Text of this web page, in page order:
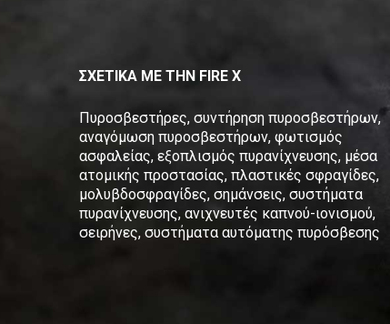
ΣΧΕΤΙΚΑ ΜΕ ΤΗΝ FIRE X
Πυροσβεστήρες, συντήρηση πυροσβεστήρων,
αναγόμωση πυροσβεστήρων, φωτισμός
ασφαλείας, εξοπλισμός πυρανίχνευσης, μέσα
ατομικής προστασίας, πλαστικές σφραγίδες,
μολυβδοσφραγίδες, σημάνσεις, συστήματα
πυρανίχνευσης, ανιχνευτές καπνού-ιονισμού,
σειρήνες, συστήματα αυτόματης πυρόσβεσης